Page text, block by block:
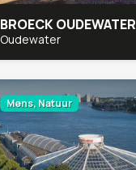
BROECK OUDEWATER
Oudewater
Mens, Natuur